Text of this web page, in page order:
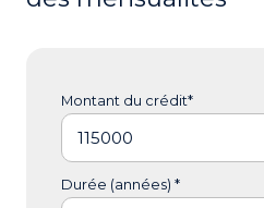
Montant du crédit*
Durée (années) *